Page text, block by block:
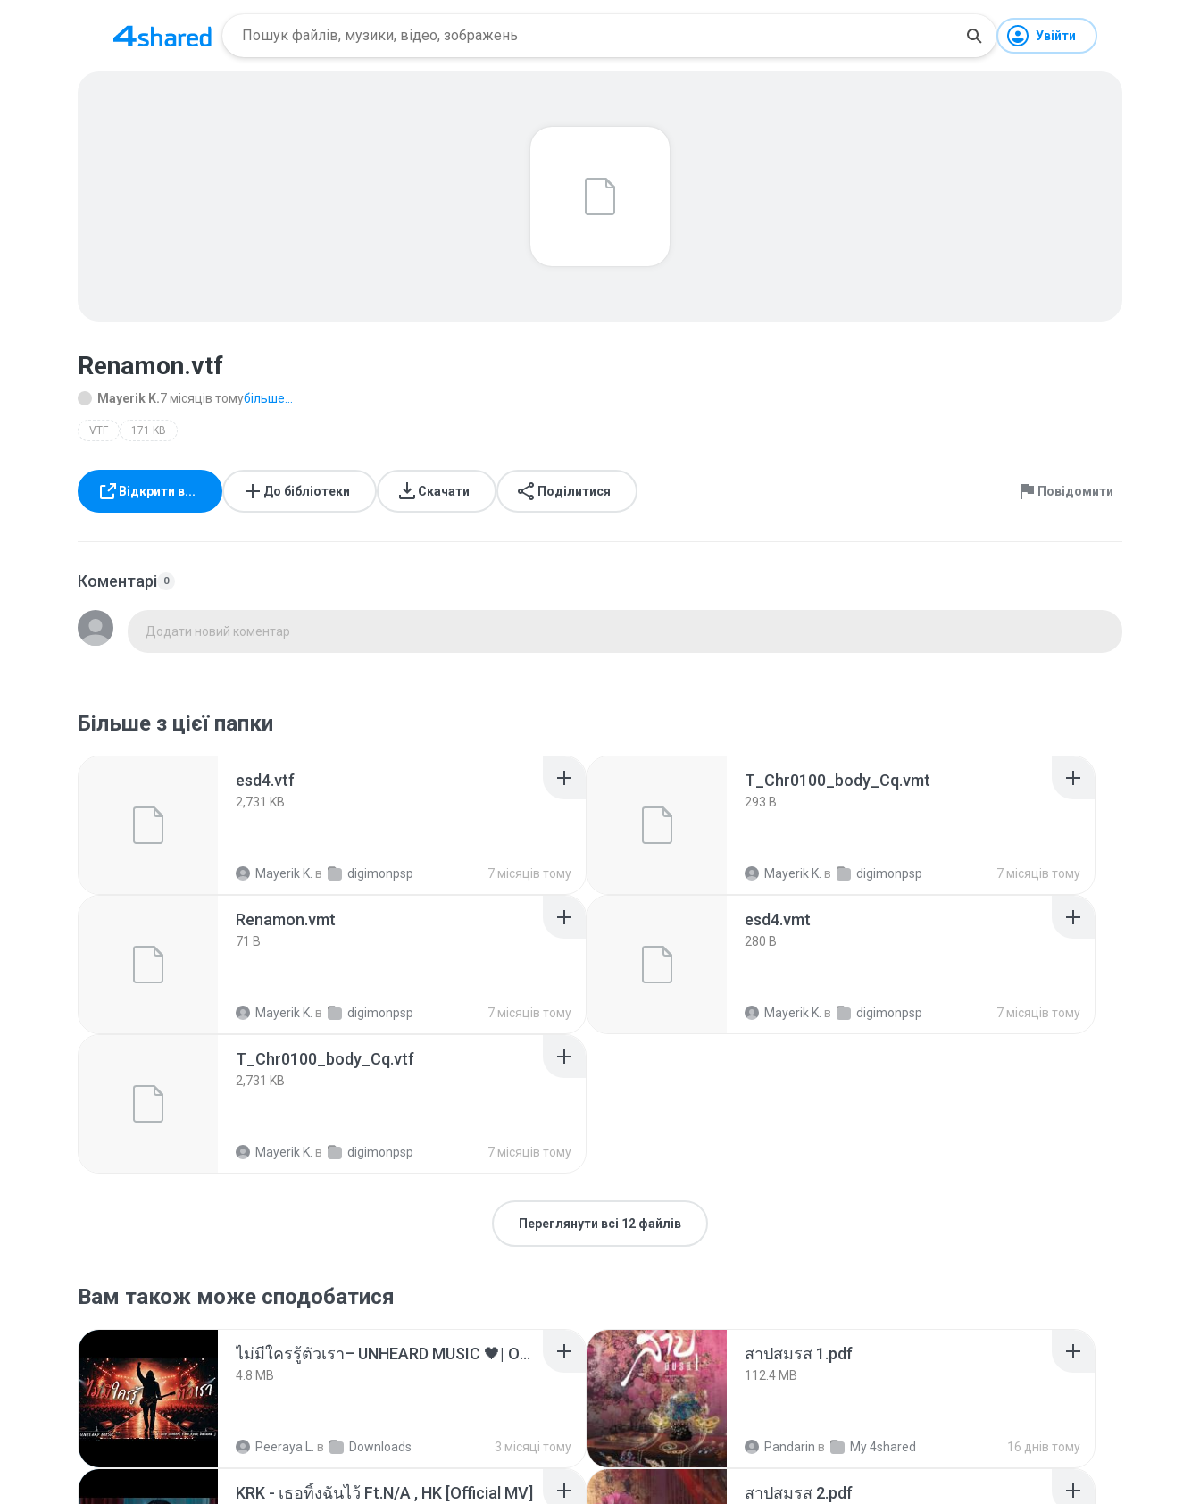
Увійти
Renamon.vtf
Mayerik K.7 місяців томубільше...
VTF 171 KB
Відкрити в... До бібліотеки Скачати Поділитися Повідомити
Коментарі 0
Додати новий коментар
Більше з цієї папки
esd4.vtf
2,731 KB
Mayerik K. в digimonpsp 7 місяців тому
T_Chr0100_body_Cq.vmt
293 B
Mayerik K. в digimonpsp 7 місяців тому
Renamon.vmt
71 B
Mayerik K. в digimonpsp 7 місяців тому
esd4.vmt
280 B
Mayerik K. в digimonpsp 7 місяців тому
T_Chr0100_body_Cq.vtf
2,731 KB
Mayerik K. в digimonpsp 7 місяців тому
Переглянути всі 12 файлів
Вам також може сподобатися
ไม่มีใครรู้ตัวเรา– UNHEARD MUSIC 🖤| Official Lyric Video | เพลงสู้ชีวิต
4.8 MB
Peeraya L. в Downloads 3 місяці тому
สาปสมรส 1.pdf
112.4 MB
Pandarin в My 4shared 16 днів тому
KRK - เธอทิ้งฉันไว้ Ft.N/A , HK [Official MV] สาปสมรส 2.pdf